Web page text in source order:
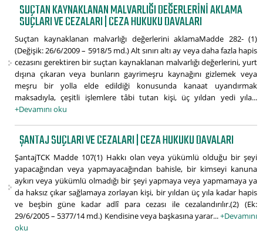
SUÇTAN KAYNAKLANAN MALVARLIĞI DEĞERLERINI AKLAMA
SUÇLARI VE CEZALARI | CEZA HUKUKU DAVALARI
Suçtan kaynaklanan malvarlığı değerlerini aklamaMadde 282- (1)
(Değişik: 26/6/2009 – 5918/5 md.) Alt sınırı altı ay veya daha fazla hapis
cezasını gerektiren bir suçtan kaynaklanan malvarlığı değerlerini, yurt
dışına çıkaran veya bunların gayrimeşru kaynağını gizlemek veya
meşru bir yolla elde edildiği konusunda kanaat uyandırmak
maksadıyla, çeşitli işlemlere tâbi tutan kişi, üç yıldan yedi yıla...
+Devamını oku
ŞANTAJ SUÇLARI VE CEZALARI | CEZA HUKUKU DAVALARI
ŞantajTCK Madde 107(1) Hakkı olan veya yükümlü olduğu bir şeyi
yapacağından veya yapmayacağından bahisle, bir kimseyi kanuna
aykırı veya yükümlü olmadığı bir şeyi yapmaya veya yapmamaya ya
da haksız çıkar sağlamaya zorlayan kişi, bir yıldan üç yıla kadar hapis
ve beşbin güne kadar adlî para cezası ile cezalandırılır.(2) (Ek:
29/6/2005 – 5377/14 md.) Kendisine veya başkasına yarar...+Devamını
oku